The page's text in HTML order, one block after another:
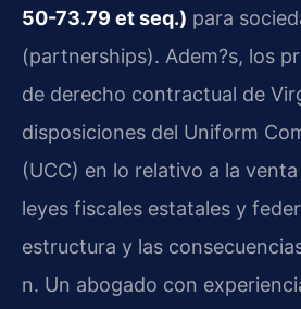
50-73.79 et seq.) para
(partnerships). Adem?s, los
de derecho contractual de
disposiciones del Uniform
(UCC) en lo relativo a la
leyes fiscales estatales y
estructura y las
n. Un abogado con